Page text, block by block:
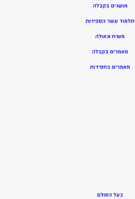
מושגים בקבלה
תלמוד עשר הספירות
משיח וגאולה
מאמרים בקבלה
מאמרים בחסידות
בעל הסולם